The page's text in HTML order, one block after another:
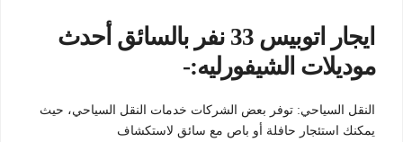
ايجار اتوبيس 33 نفر بالسائق أحدث
موديلات الشيفورليه:-
النقل السياحي: توفر بعض الشركات خدمات النقل السياحي، حيث
يمكنك استئجار حافلة أو باص مع سائق لاستكشاف